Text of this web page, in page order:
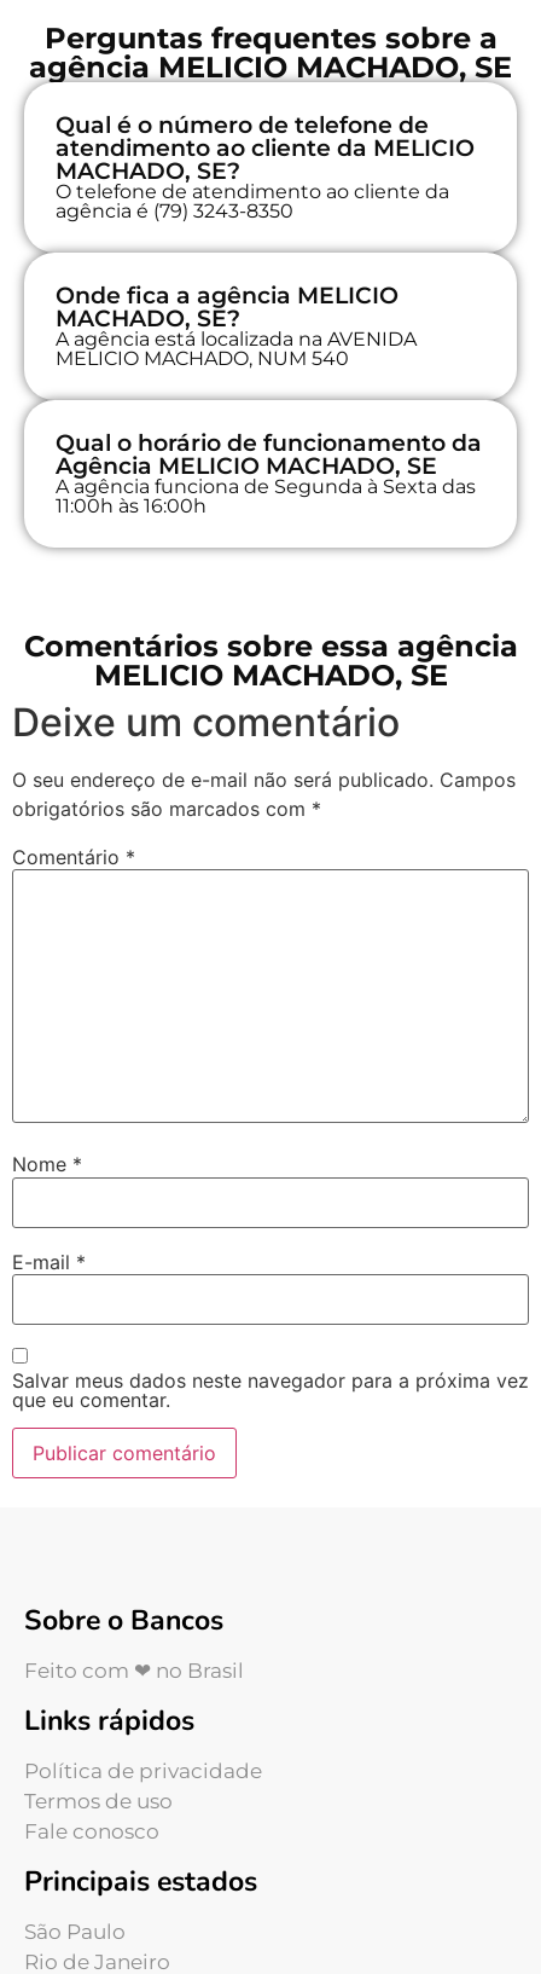
Perguntas frequentes sobre a
agência MELICIO MACHADO, SE
Qual é o número de telefone de
atendimento ao cliente da MELICIO
MACHADO, SE?
O telefone de atendimento ao cliente da
agência é (79) 3243-8350
Onde fica a agência MELICIO
MACHADO, SE?
A agência está localizada na AVENIDA
MELICIO MACHADO, NUM 540
Qual o horário de funcionamento da
Agência MELICIO MACHADO, SE
A agência funciona de Segunda à Sexta das
11:00h às 16:00h
Comentários sobre essa agência
MELICIO MACHADO, SE
Deixe um comentário
O seu endereço de e-mail não será publicado. Campos
obrigatórios são marcados com *
Comentário *
Nome *
E-mail *
Salvar meus dados neste navegador para a próxima vez
que eu comentar.
Sobre o Bancos
Feito com ❤ no Brasil
Links rápidos
Política de privacidade
Termos de uso
Fale conosco
Principais estados
São Paulo
Rio de Janeiro